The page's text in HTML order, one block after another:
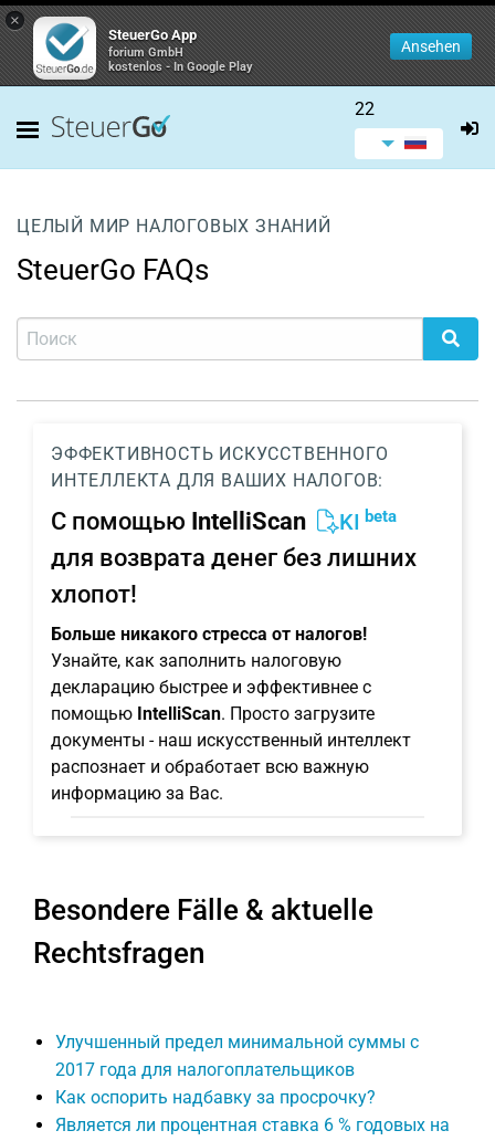
×
SteuerGo App
forium GmbH
kostenlos - In Google Play
Ansehen
22
ЦЕЛЫЙ МИР НАЛОГОВЫХ ЗНАНИЙ
SteuerGo FAQs
ЭФФЕКТИВНОСТЬ ИСКУССТВЕННОГО
ИНТЕЛЛЕКТА ДЛЯ ВАШИХ НАЛОГОВ:
С помощью IntelliScan KI beta
для возврата денег без лишних
хлопот!
Больше никакого стресса от налогов!
Узнайте, как заполнить налоговую
декларацию быстрее и эффективнее с
помощью IntelliScan. Просто загрузите
документы - наш искусственный интеллект
распознает и обработает всю важную
информацию за Вас.
Besondere Fälle & aktuelle
Rechtsfragen
Улучшенный предел минимальной суммы с
2017 года для налогоплательщиков
Как оспорить надбавку за просрочку?
Является ли процентная ставка 6 % годовых на